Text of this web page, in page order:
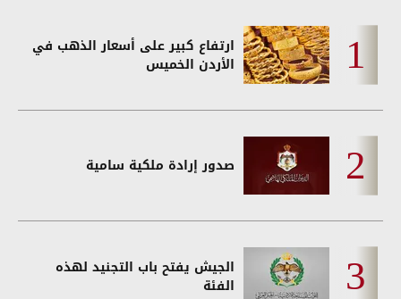
ارتفاع كبير على أسعار الذهب في
الأردن الخميس
صدور إرادة ملكية سامية
الجيش يفتح باب التجنيد لهذه
الفئة